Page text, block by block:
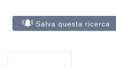
Salva questa ricerca